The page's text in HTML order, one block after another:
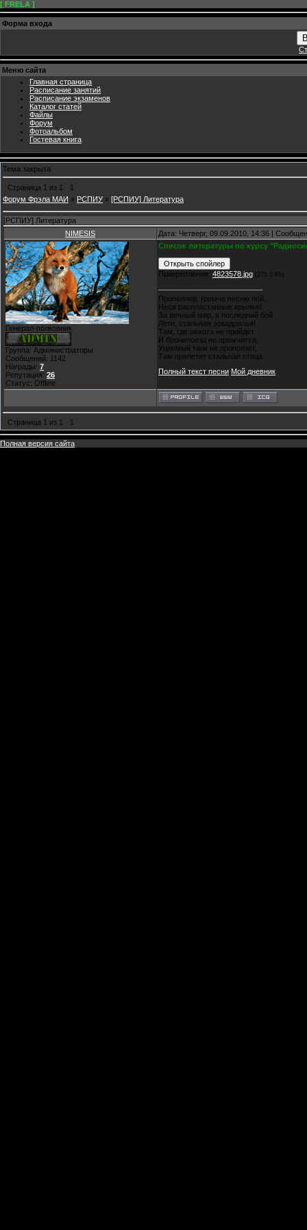
[ FRELA ]
Форма входа
Меню сайта
Главная страница
Расписание занятий
Расписание экзаменов
Каталог статей
Файлы
Форум
Фотоальбом
Гостевая книга
Тема закрыта
Страница 1 из 1
1
Форум Фрэла МАИ » РСПИУ » [РСПИУ] Литература
[РСПИУ] Литература
NIMESIS
Дата: Четверг, 09.09.2010, 14:36 |
Генерал-полковник
Группа: Администраторы
Сообщений: 1142
Награды: 7
Репутация: 26
Статус: Offline
Список литературы по курсу
Прикрепления: 4823578.jpg (275.1 Kb)
Пропеллер, громче песню пой,
Неси распластанные крылья!
За вечный мир, в последний бой
Лети, стальная эскадрилья!
Там, где пехота не пройдёт
И бронепоезд не промчится,
Угрюмый танк не проползёт,
Там пролетит стальная птица.
Полный текст песни Мой дневник
Страница 1 из 1 1
Полная версия сайта